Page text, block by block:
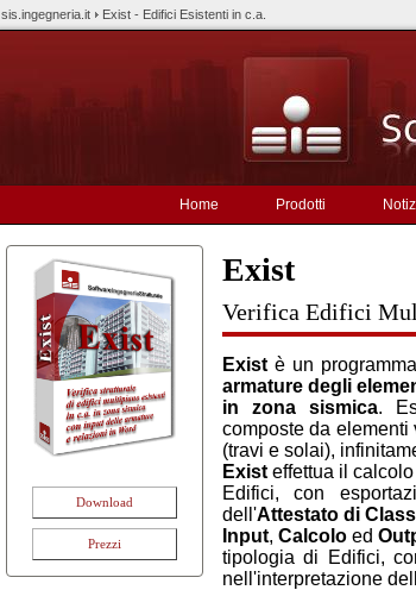
sis.ingegneria.it Exist - Edifici Esistenti in c.a.
Home Prodotti
Download
Prezzi
Exist
Verifica Edifici
Exist è un
armature degli
in zona sismica.
composte da
(travi e solai),
Exist effettua il
Edifici, con
dell'Attestato di
Input, Calcolo ed
tipologia di Edifici,
nell'interpretazione